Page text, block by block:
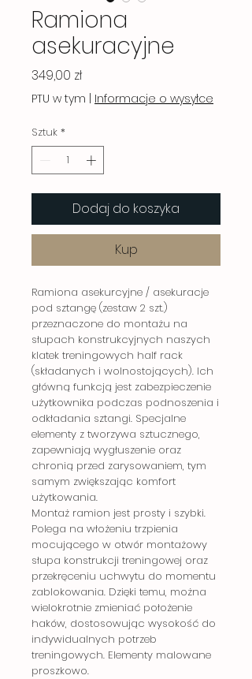
Ramiona
asekuracyjne
349,00 złCena
PTU w tym Informacje o wysyłce
Sztuk *
Dodaj do koszyka
Kup
Ramiona asekurcyjne / asekuracje
pod sztangę (zestaw 2 szt.)
przeznaczone do montażu na
słupach konstrukcyjnych naszych
klatek treningowych half rack
(składanych i wolnostojących). Ich
główną funkcją jest zabezpieczenie
użytkownika podczas podnoszenia i
odkładania sztangi. Specjalne
elementy z tworzywa sztucznego,
zapewniają wygłuszenie oraz
chronią przed zarysowaniem, tym
samym zwiększając komfort
użytkowania.
Montaż ramion jest prosty i szybki.
Polega na włożeniu trzpienia
mocującego w otwór montażowy
słupa konstrukcji treningowej oraz
przekręceniu uchwytu do momentu
zablokowania. Dzięki temu, można
wielokrotnie zmieniać położenie
haków, dostosowując wysokość do
indywidualnych potrzeb
treningowych. Elementy malowane
proszkowo.